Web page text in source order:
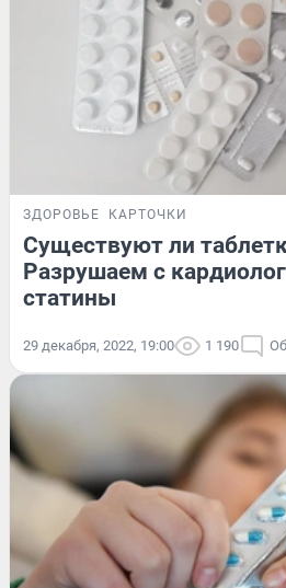
ЗДОРОВЬЕ КАРТОЧКИ
Существуют ли
Разрушаем с
статины
29 декабря, 2022, 19:00 1 190